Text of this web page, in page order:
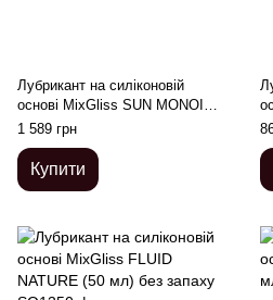
Лубрикант на силіконовій
основі MixGliss SUN MONOI
(100 мл) з ароматом олії моноі
1 589 грн
Купити